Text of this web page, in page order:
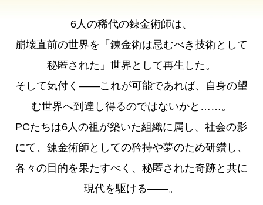
6人の稀代の錬金術師は、
崩壊直前の世界を「錬金術は忌むべき技術として
秘匿された」世界として再生した。
そして気付く――これが可能であれば、自身の望
む世界へ到達し得るのではないかと……。
PCたちは6人の祖が築いた組織に属し、社会の影
にて、錬金術師としての矜持や夢のため研鑽し、
各々の目的を果たすべく、秘匿された奇跡と共に
現代を駆ける――。